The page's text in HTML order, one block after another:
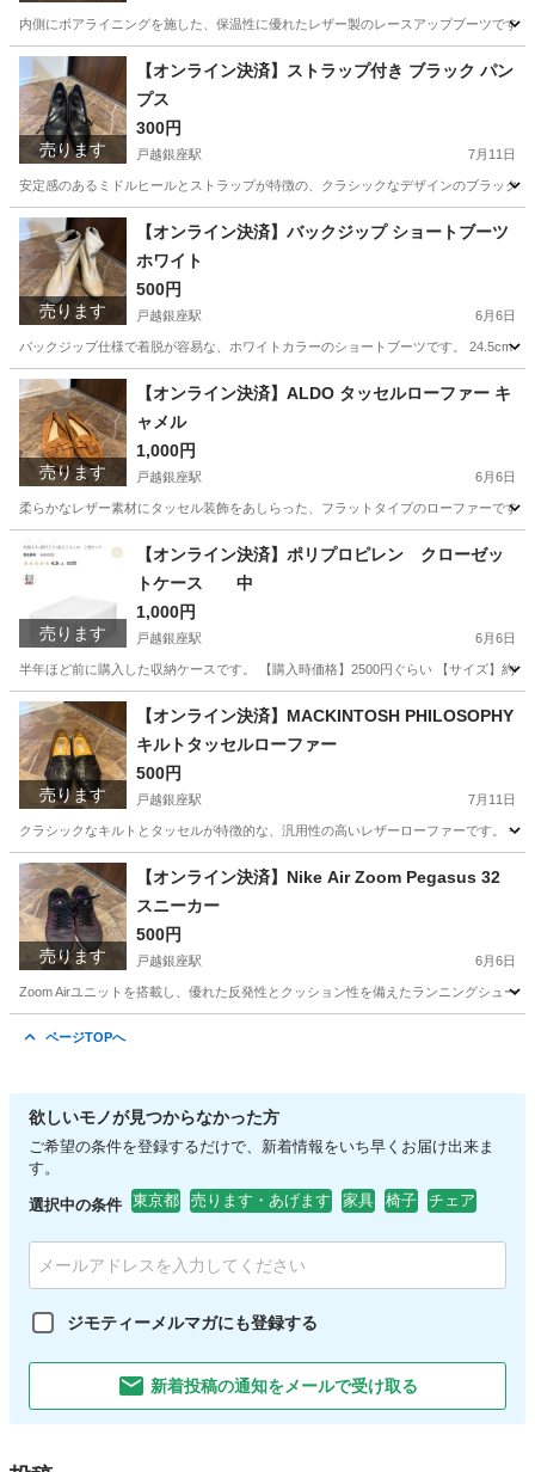
内側にボアライニングを施した、保温性に優れたレザー製のレースアップブーツです
東京 品川区 戸越銀座駅 靴
売ります
【オンライン決済】ストラップ付き ブラック パン
プス
300円
戸越銀座駅 7月11日
安定感のあるミドルヒールとストラップが特徴の、クラシックなデザインのブラック
東京 品川区 戸越銀座駅 靴
売ります
【オンライン決済】バックジップ ショートブーツ
ホワイト
500円
戸越銀座駅 6月6日
バックジップ仕様で着脱が容易な、ホワイトカラーのショートブーツです。 24.5cm
東京 品川区 戸越銀座駅 靴 ショートブーツ
売ります
【オンライン決済】ALDO タッセルローファー キ
ャメル
1,000円
戸越銀座駅 6月6日
柔らかなレザー素材にタッセル装飾をあしらった、フラットタイプのローファーです
東京 品川区 戸越銀座駅 靴
売ります
【オンライン決済】ポリプロピレン クローゼッ
トケース 中
1,000円
戸越銀座駅 6月6日
半年ほど前に購入した収納ケースです。 【購入時価格】2500円ぐらい 【サイズ】約
東京 品川区 戸越銀座駅 収納家具
売ります
【オンライン決済】MACKINTOSH PHILOSOPHY
キルトタッセルローファー
500円
戸越銀座駅 7月11日
クラシックなキルトとタッセルが特徴的な、汎用性の高いレザーローファーです。 -
東京 品川区 戸越銀座駅 靴
売ります
【オンライン決済】Nike Air Zoom Pegasus 32
スニーカー
500円
戸越銀座駅 6月6日
Zoom Airユニットを搭載し、優れた反発性とクッション性を備えたランニングシュー
ページTOPへ
欲しいモノが見つからなかった方
ご希望の条件を登録するだけで、新着情報をいち早くお届け出来ま
す。
選択中の条件 東京都 売ります・あげます 家具 椅子 チェア
ジモティーメルマガにも登録する
新着投稿の通知をメールで受け取る